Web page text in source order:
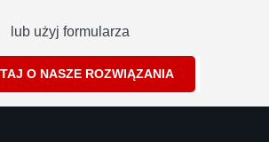
lub użyj formularza
O NASZE ROZWIĄZANIA